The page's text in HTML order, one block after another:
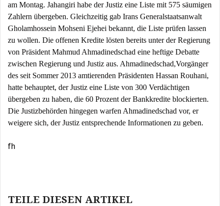
am Montag. Jahangiri habe der Justiz eine Liste mit 575 säumigen
Zahlern übergeben. Gleichzeitig gab Irans Generalstaatsanwalt
Gholamhossein Mohseni Ejehei bekannt, die Liste prüfen lassen
zu wollen. Die offenen Kredite lösten bereits unter der Regierung
von Präsident Mahmud Ahmadinedschad eine heftige Debatte
zwischen Regierung und Justiz aus. Ahmadinedschad,Vorgänger
des seit Sommer 2013 amtierenden Präsidenten Hassan Rouhani,
hatte behauptet, der Justiz eine Liste von 300 Verdächtigen
übergeben zu haben, die 60 Prozent der Bankkredite blockierten.
Die Justizbehörden hingegen warfen Ahmadinedschad vor, er
weigere sich, der Justiz entsprechende Informationen zu geben.
fh
TEILE DIESEN ARTIKEL